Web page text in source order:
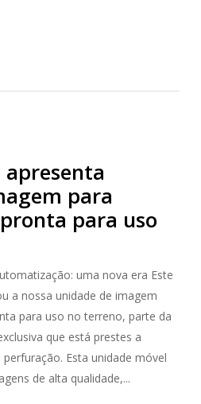
para
para uso
uma nova era Este
a nossa unidade de imagem
para uso no terreno, parte da
que está prestes a
Esta unidade móvel
de alta qualidade,...